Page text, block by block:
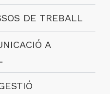
DE TREBALL
A